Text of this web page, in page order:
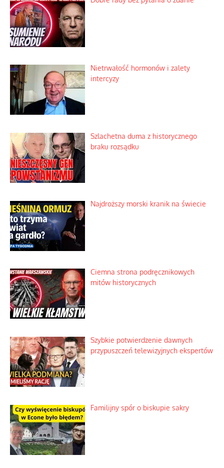
Nietrwałość hormonów i zalety
intercyzy
Szlachetna duma z historycznego
braku rozsądku
Najdroższy morski kranik na świecie
Ciemna strona podręcznikowych
mitów historycznych
Szybkie potwierdzenie dawnych
przypuszczeń telewizyjnych ekspertów
Familijny spór o biskupie sakry